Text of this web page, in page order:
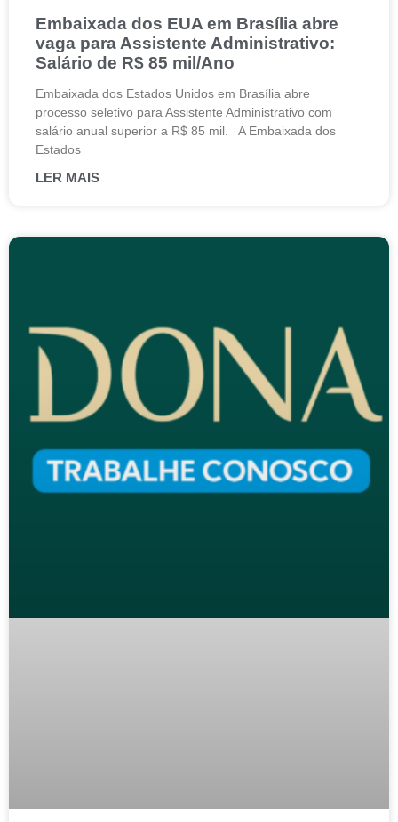
Embaixada dos EUA em Brasília abre
vaga para Assistente Administrativo:
Salário de R$ 85 mil/Ano
Embaixada dos Estados Unidos em Brasília abre
processo seletivo para Assistente Administrativo com
salário anual superior a R$ 85 mil. A Embaixada dos
Estados
LER MAIS